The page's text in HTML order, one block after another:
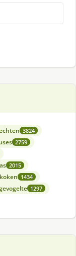
3824
2759
2015
1434
1297